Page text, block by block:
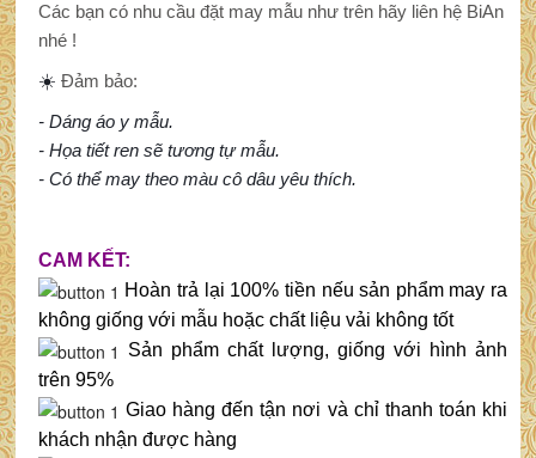
Các bạn có nhu cầu đặt may mẫu như trên hãy liên hệ BiAn
nhé !
☀️ Đảm bảo:
- Dáng áo y mẫu.
- Họa tiết ren sẽ tương tự mẫu.
- Có thể may theo màu cô dâu yêu thích.
CAM KẾT:
Hoàn trả lại 100% tiền nếu sản phẩm may ra
không giống với mẫu hoặc chất liệu vải không tốt
Sản phẩm chất lượng, giống với hình ảnh
trên 95%
Giao hàng đến tận nơi và chỉ thanh toán khi
khách nhận được hàng